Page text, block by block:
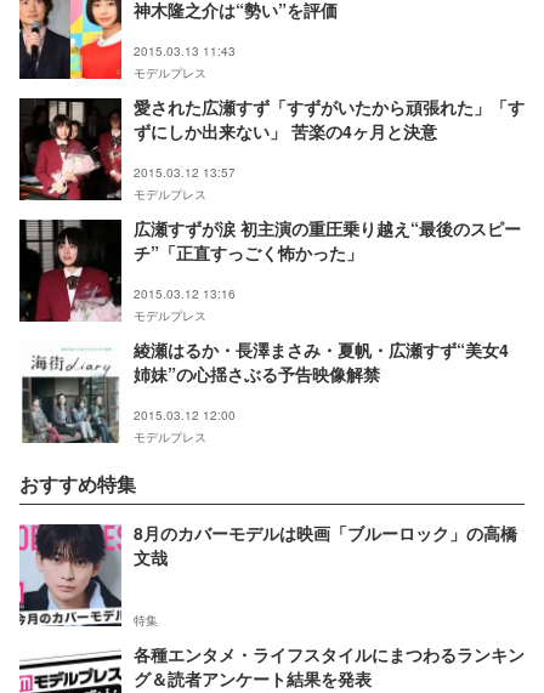
神木隆之介は“勢い”を評価
2015.03.13 11:43
モデルプレス
愛された広瀬すず「すずがいたから頑張れた」「す
ずにしか出来ない」 苦楽の4ヶ月と決意
2015.03.12 13:57
モデルプレス
広瀬すずが涙 初主演の重圧乗り越え“最後のスピー
チ”「正直すっごく怖かった」
2015.03.12 13:16
モデルプレス
綾瀬はるか・長澤まさみ・夏帆・広瀬すず“美女4
姉妹”の心揺さぶる予告映像解禁
2015.03.12 12:00
モデルプレス
おすすめ特集
8月のカバーモデルは映画「ブルーロック」の高橋
文哉
特集
各種エンタメ・ライフスタイルにまつわるランキン
グ＆読者アンケート結果を発表